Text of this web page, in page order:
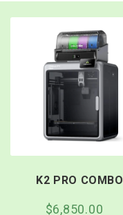
K2 PRO COMBO
$6,850.00